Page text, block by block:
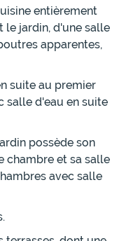
entièrement
le jardin, d'une salle
apparentes,
suite au premier
salle d'eau en suite
possède son
chambre et sa salle
avec salle